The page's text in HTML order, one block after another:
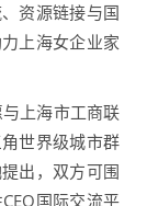
资源链接与国
上海女企业家
上海市工商联
世界级城市群
出，双方可围
国际交流平